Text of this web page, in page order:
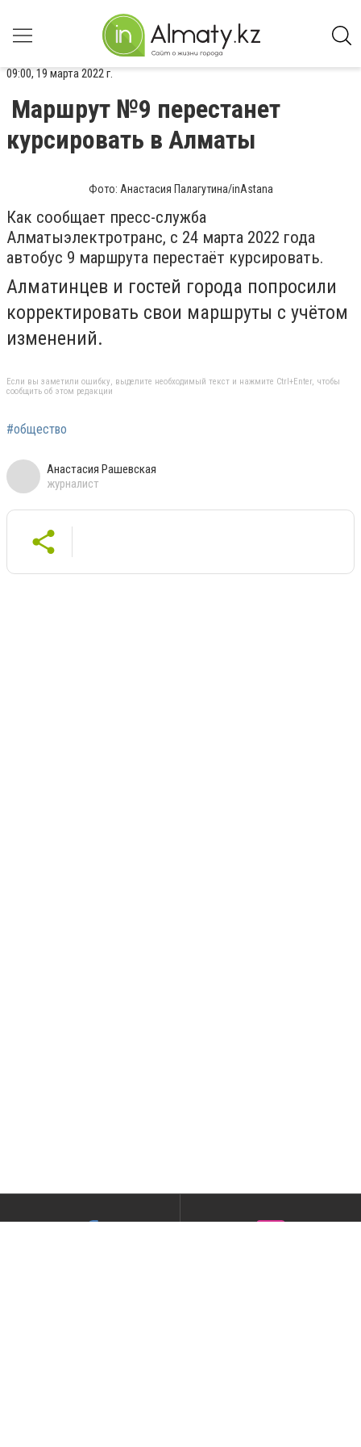
09:00, 19 марта 2022 г.
Маршрут №9 перестанет
курсировать в Алматы
Фото: Анастасия Палагутина/inAstana
Как сообщает пресс-служба
Алматыэлектротранс, с 24 марта 2022 года
автобус 9 маршрута перестаёт курсировать.
Алматинцев и гостей города попросили
корректировать свои маршруты с учётом
изменений.
Если вы заметили ошибку, выделите необходимый текст и нажмите Ctrl+Enter, чтобы
сообщить об этом редакции
#общество
Анастасия Рашевская
журналист